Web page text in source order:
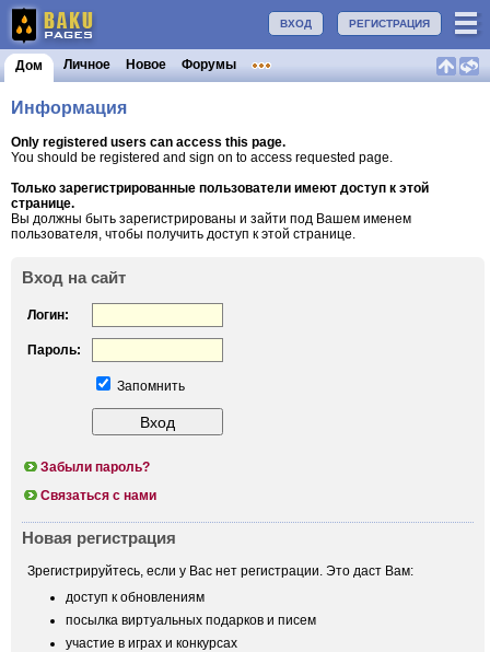
РЕГИСТРАЦИЯ
ВХОД
Дом Личное Новое Форумы
Информация
Only registered users can access this page.
You should be registered and sign on to access requested page.
Только зарегистрированные пользователи имеют доступ к этой
странице.
Вы должны быть зарегистрированы и зайти под Вашем именем
пользователя, чтобы получить доступ к этой странице.
Вход на сайт
Логин:
Пароль:
Запомнить
Забыли пароль?
Связаться с нами
Новая регистрация
Зрегистрируйтесь, если у Вас нет регистрации. Это даст Вам:
доступ к обновлениям
посылка виртуальных подарков и писем
участие в играх и конкурсах